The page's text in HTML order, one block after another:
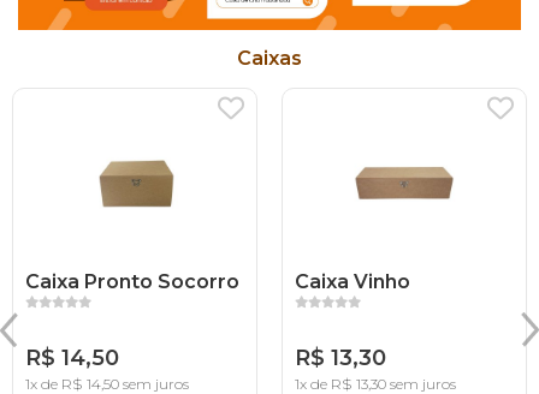
Caixas
Caixa Pronto Socorro
R$ 14,50
1x de R$ 14,50 sem juros
Caixa Vinho
R$ 13,30
1x de R$ 13,30 sem juros